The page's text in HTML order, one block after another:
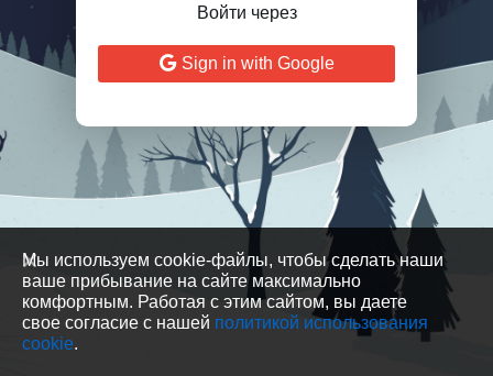
Войти через
Sign in with Google
Мы используем cookie-файлы, чтобы сделать наши
ваше прибывание на сайте максимально
комфортным. Работая с этим сайтом, вы даете
свое согласие с нашей политикой использования
cookie.